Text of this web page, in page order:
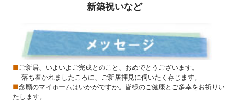
新築祝いなど
■ ご新居、いよいよご完成とのこと、おめでとうございます。
落ち着かれましたころに、ご新居拝見に伺いたく存じます。
■念願のマイホームはいかがですか。皆様のご健康とご多幸をお祈りい
たします。